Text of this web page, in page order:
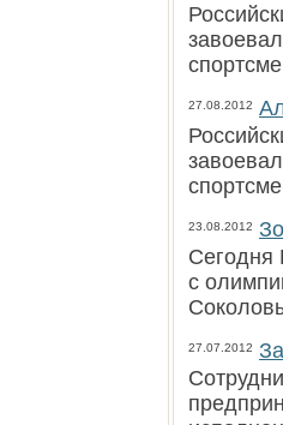
27.08.2012
23.08.2012
Сегодня
с
27.07.2012